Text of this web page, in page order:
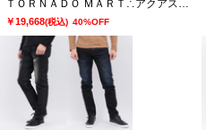
￥19,668(税込) 40%OFF